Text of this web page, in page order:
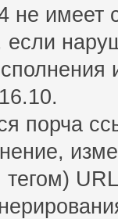
не имеет
порча